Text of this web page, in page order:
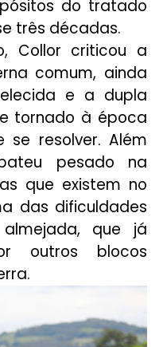
do tratado
três décadas.
Collor criticou a
comum, ainda
e a dupla
tornado à época
resolver. Além
pesado na
que existem no
das dificuldades
que já
outros blocos